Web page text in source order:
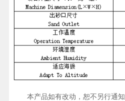
本产品如有改动，恕不另行通知